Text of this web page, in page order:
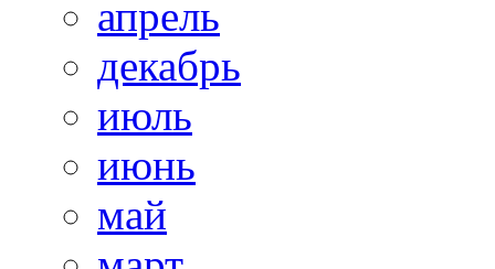
апрель
декабрь
июль
июнь
май